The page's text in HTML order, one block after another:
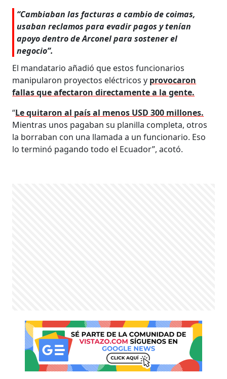
“Cambiaban las facturas a cambio de coimas,
usaban reclamos para evadir pagos y tenían
apoyo dentro de Arconel para sostener el
negocio”.
El mandatario añadió que estos funcionarios
manipularon proyectos eléctricos y provocaron
fallas que afectaron directamente a la gente.
“Le quitaron al país al menos USD 300 millones.
Mientras unos pagaban su planilla completa, otros
la borraban con una llamada a un funcionario. Eso
lo terminó pagando todo el Ecuador”, acotó.